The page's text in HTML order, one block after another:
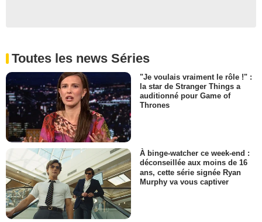
Toutes les news Séries
"Je voulais vraiment le rôle !" :
la star de Stranger Things a
auditionné pour Game of
Thrones
À binge-watcher ce week-end :
déconseillée aux moins de 16
ans, cette série signée Ryan
Murphy va vous captiver